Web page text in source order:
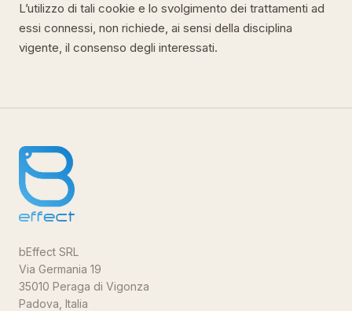
L’utilizzo di tali cookie e lo svolgimento dei trattamenti ad
essi connessi, non richiede, ai sensi della disciplina
vigente, il consenso degli interessati.
bEffect SRL
Via Germania 19
35010 Peraga di Vigonza
Padova, Italia